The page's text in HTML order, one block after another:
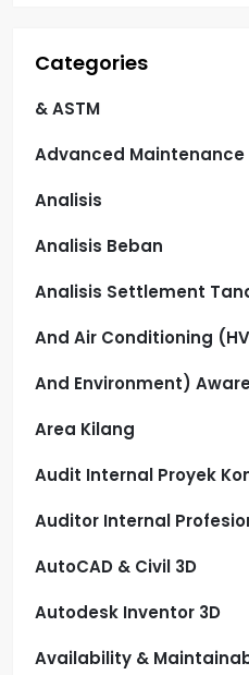
Categories
& ASTM
Advanced
Analisis
Analisis Beban
Analisis Settlement
And Air Conditioning
And Environment)
Area Kilang
Audit Internal Proyek
Auditor Internal
AutoCAD & Civil 3D
Autodesk Inventor 3D
Availability &